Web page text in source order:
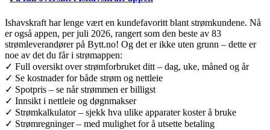
Ishavskraft har lenge vært en kundefavoritt blant strømkundene. Nå
er også appen, per juli 2026, rangert som den beste av 83
strømleverandører på Bytt.no! Og det er ikke uten grunn – dette er
noe av det du får i strømappen:
✓ Full oversikt over strømforbruket ditt – dag, uke, måned og år
✓ Se kostnader for både strøm og nettleie
✓ Spotpris – se når strømmen er billigst
✓ Innsikt i nettleie og døgnmakser
✓ Strømkalkulator – sjekk hva ulike apparater koster å bruke
✓ Strømregninger – med mulighet for å utsette betaling